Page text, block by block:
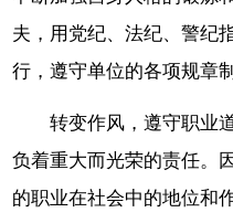
夫，用党纪、法纪、警纪
行，遵守单位的各项规章制
转变作风，遵守职业
负着重大而光荣的责任。
的职业在社会中的地位和